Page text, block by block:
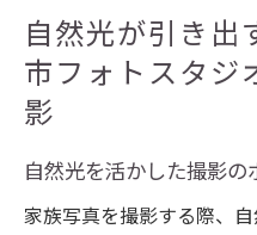
自然光が引き出
市フォトスタジ
影
自然光を活かした撮影の
家族写真を撮影する際、